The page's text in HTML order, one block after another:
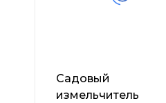
Садовый
измельчитель